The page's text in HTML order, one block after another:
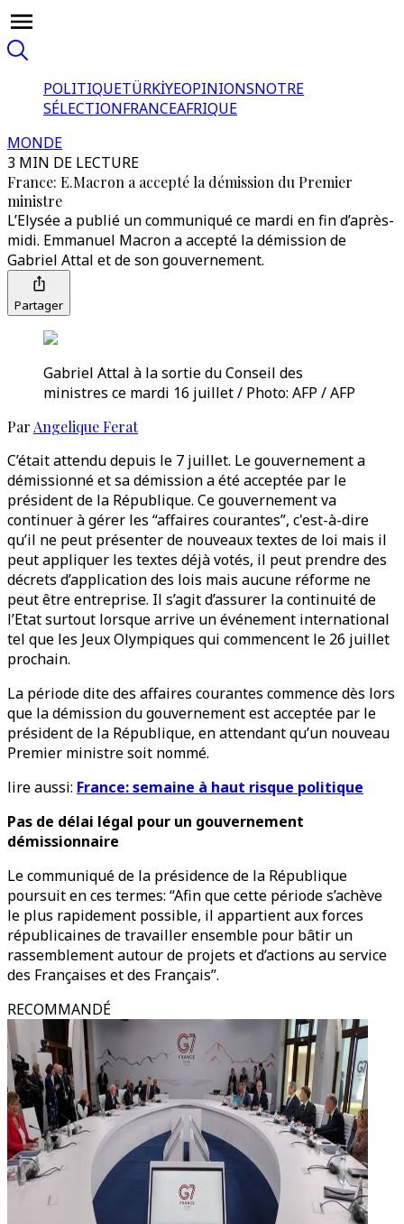
POLITIQUETÜRKİYEOPINIONSNOTRE
SÉLECTIONFRANCEAFRIQUE
MONDE
3 MIN DE LECTURE
France: E.Macron a accepté la démission du Premier
ministre
L’Elysée a publié un communiqué ce mardi en fin d’après-
midi. Emmanuel Macron a accepté la démission de
Gabriel Attal et de son gouvernement.
Partager
Gabriel Attal à la sortie du Conseil des
ministres ce mardi 16 juillet / Photo: AFP / AFP
Par Angelique Ferat
C’était attendu depuis le 7 juillet. Le gouvernement a
démissionné et sa démission a été acceptée par le
président de la République. Ce gouvernement va
continuer à gérer les “affaires courantes”, c'est-à-dire
qu’il ne peut présenter de nouveaux textes de loi mais il
peut appliquer les textes déjà votés, il peut prendre des
décrets d’application des lois mais aucune réforme ne
peut être entreprise. Il s’agit d’assurer la continuité de
l’Etat surtout lorsque arrive un événement international
tel que les Jeux Olympiques qui commencent le 26 juillet
prochain.
La période dite des affaires courantes commence dès lors
que la démission du gouvernement est acceptée par le
président de la République, en attendant qu’un nouveau
Premier ministre soit nommé.
lire aussi: France: semaine à haut risque politique
Pas de délai légal pour un gouvernement
démissionnaire
Le communiqué de la présidence de la République
poursuit en ces termes: “Afin que cette période s’achève
le plus rapidement possible, il appartient aux forces
républicaines de travailler ensemble pour bâtir un
rassemblement autour de projets et d’actions au service
des Françaises et des Français”.
RECOMMANDÉ